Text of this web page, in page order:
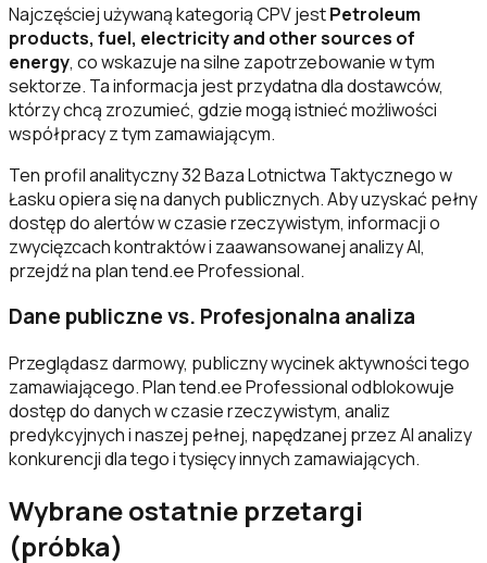
Najczęściej używaną kategorią CPV jestPetroleum
products, fuel, electricity and other sources of
energy, co wskazuje na silne zapotrzebowanie w tym
sektorze. Ta informacja jest przydatna dla dostawców,
którzy chcą zrozumieć, gdzie mogą istnieć możliwości
współpracy z tym zamawiającym.
Ten profil analityczny 32 Baza Lotnictwa Taktycznego w
Łasku opiera się na danych publicznych. Aby uzyskać pełny
dostęp do alertów w czasie rzeczywistym, informacji o
zwycięzcach kontraktów i zaawansowanej analizy AI,
przejdź na plan tend.ee Professional.
Dane publiczne vs. Profesjonalna analiza
Przeglądasz darmowy, publiczny wycinek aktywności tego
zamawiającego. Plan tend.ee Professional odblokowuje
dostęp do danych w czasie rzeczywistym, analiz
predykcyjnych i naszej pełnej, napędzanej przez AI analizy
konkurencji dla tego i tysięcy innych zamawiających.
Wybrane ostatnie przetargi
(próbka)